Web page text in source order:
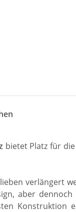
bietet Platz für
verlängert
aber dennoch
Konstruktion